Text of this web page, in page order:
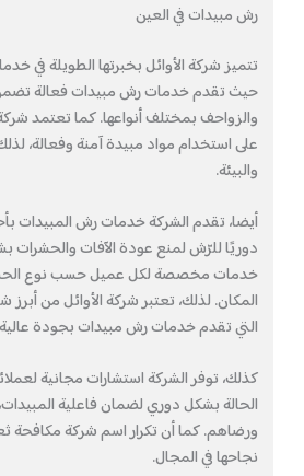
رش مبيدات في العين
تتميز شركة الأوائل بخبرتها الطويلة في
حيث تقدم خدمات رش مبيدات فعالة تضمن
والزواحف بمختلف أنواعها. كما تعتمد شركة
على استخدام مواد مبيدة آمنة وفعالة،
والبيئة.
أيضا، تقدم الشركة خدمات رش المبيدات
دوريًا للرّش لمنع عودة الآفات والحشرات
خدمات مخصصة لكل عميل حسب نوع
المكان. لذلك، تعتبر شركة الأوائل من أبرز
التي تقدم خدمات رش مبيدات بجودة عالية.
كذلك، توفر الشركة استشارات مجانية
الحالة بشكل دوري لضمان فاعلية
ورضاهم. كما أن تكرار اسم شركة مكافحة
نجاحها في المجال.